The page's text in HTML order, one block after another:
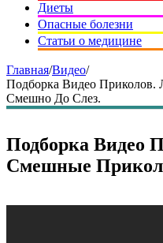
Диеты
Опасные болезни
Статьи о медицине
Главная/Видео/
Подборка Видео
Смешно До Слез.
Подборка Видео
Смешные